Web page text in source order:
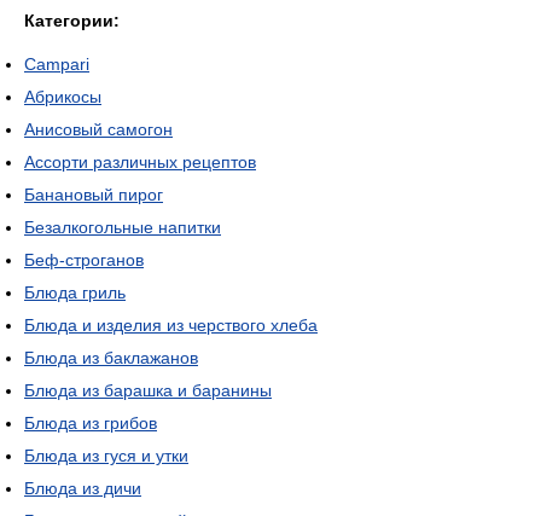
Категории:
Campari
Абрикосы
Анисовый самогон
Ассорти различных рецептов
Банановый пирог
Безалкогольные напитки
Беф-строганов
Блюда гриль
Блюда и изделия из черствого хлеба
Блюда из баклажанов
Блюда из барашка и баранины
Блюда из грибов
Блюда из гуся и утки
Блюда из дичи